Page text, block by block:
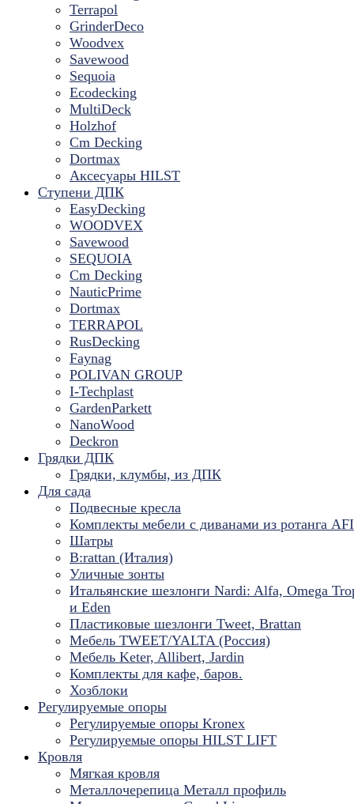
Terrapol
GrinderDeco
Woodvex
Savewood
Sequoia
Ecodecking
MultiDeck
Holzhof
Cm Decking
Dortmax
Аксесуары HILST
Ступени ДПК
EasyDecking
WOODVEX
Savewood
SEQUOIA
Cm Decking
NauticPrime
Dortmax
TERRAPOL
RusDecking
Faynag
POLIVAN GROUP
I-Techplast
GardenParkett
NanoWood
Deckron
Грядки ДПК
Грядки, клумбы, из ДПК
Для сада
Подвесные кресла
Комплекты мебели с диванами из ротанга
Шатры
B:rattan (Италия)
Уличные зонты
Итальянские шезлонги Nardi: Alfa, Omega
и Eden
Пластиковые шезлонги Tweet, Brattan
Мебель TWEET/YALTA (Россия)
Мебель Keter, Allibert, Jardin
Комплекты для кафе, баров.
Хозблоки
Регулируемые опоры
Регулируемые опоры Kronex
Регулируемые опоры HILST LIFT
Кровля
Мягкая кровля
Металлочерепица Металл профиль